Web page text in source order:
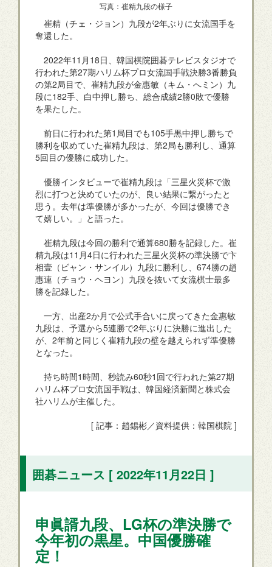
写真：崔精九段の様子
崔精（チェ・ジョン）九段が2年ぶりに女流国手を
奪還した。
2022年11月18日、韓国棋院囲碁テレビスタジオで
行われた第27期ハリム杯プロ女流国手戦決勝3番勝負
の第2局目で、崔精九段が金惠敏（キム・へミン）九
段に182手、白中押し勝ち、総合成績2勝0敗で優勝
を果たした。
前日に行われた第1局目でも105手黒中押し勝ちで
勝利を収めていた崔精九段は、第2局も勝利し、通算
5回目の優勝に成功した。
優勝インタビューで崔精九段は「三星火災杯で激
烈に打つと決めていたのが、良い結果に繋がったと
思う。去年は準優勝が多かったが、今回は優勝でき
て嬉しい。」と語った。
崔精九段は今回の勝利で通算680勝を記録した。崔
精九段は11月4日に行われた三星火災杯の準決勝で卞
相壹（ビャン・サンイル）九段に勝利し、674勝の趙
惠連（チョウ・ヘヨン）九段を抜いて女流棋士最多
勝を記録した。
一方、出産2か月で公式手合いに戻ってきた金惠敏
九段は、予選から5連勝で2年ぶりに決勝に進出した
が、2年前と同じく崔精九段の壁を越えられず準優勝
となった。
持ち時間1時間、秒読み60秒1回で行われた第27期
ハリム杯プロ女流国手戦は、韓国経済新聞と株式会
社ハリムが主催した。
[ 記事：趙錫彬／資料提供：韓国棋院 ]
囲碁ニュース [ 2022年11月22日 ]
申眞諝九段、LG杯の準決勝で
今年初の黒星。中国優勝確
定！